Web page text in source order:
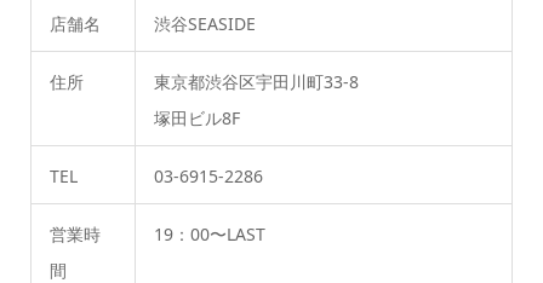
店舗名 渋谷SEASIDE
住所
東京都渋谷区宇田川町33-8
塚田ビル8F
TEL 03-6915-2286
営業時
間
19：00〜LAST